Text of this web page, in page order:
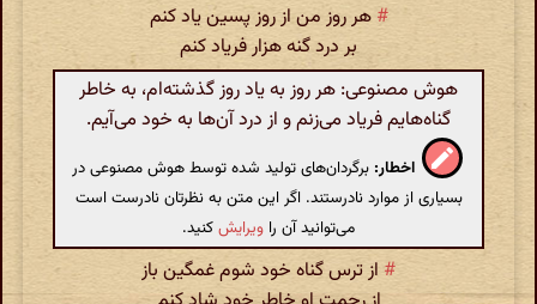
# هر روز من از روز پسین یاد کنم
بر درد گنه هزار فریاد کنم
هوش مصنوعی: هر روز به یاد روز گذشته‌ام، به خاطر
گناه‌هایم فریاد می‌زنم و از درد آن‌ها به خود می‌آیم.
اخطار: برگردان‌های تولید شده توسط هوش مصنوعی در
بسیاری از موارد نادرستند. اگر این متن به نظرتان نادرست است
می‌توانید آن را ویرایشکنید.
# از ترس گناه خود شوم غمگین باز